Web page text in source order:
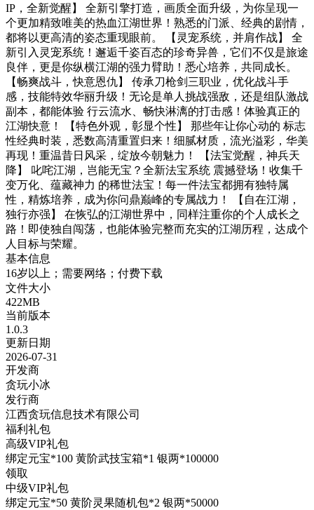
IP，全新觉醒】 全新引擎打造，画质全面升级，为你呈现一
个更加精致唯美的热血江湖世界！熟悉的门派、经典的剧情，
都将以更高清的姿态重现眼前。 【灵宠系统，并肩作战】 全
新引入灵宠系统！邂逅千姿百态的珍奇异兽，它们不仅是旅途
良伴，更是你纵横江湖的强力臂助！悉心培养，共同成长。
【畅爽战斗，快意恩仇】 传承刀枪剑三职业，优化战斗手
感，技能特效华丽升级！无论是单人挑战强敌，还是组队激战
副本，都能体验 行云流水、畅快淋漓的打击感！体验真正的
江湖快意！ 【特色外观，彰显个性】 那些年让你心动的 标志
性经典时装，悉数高清重置归来！细腻材质，流光溢彩，华美
再现！重温昔日风采，绽放今朝魅力！ 【法宝觉醒，神兵天
降】 叱咤江湖，岂能无宝？全新法宝系统 震撼登场！收集千
变万化、蕴藏神力 的稀世法宝！每一件法宝都拥有独特属
性，精炼培养，成为你问鼎巅峰的专属战力！ 【自在江湖，
独行亦强】 在恢弘的江湖世界中，同样注重你的个人成长之
路！即使独自闯荡，也能体验完整而充实的江湖历程，达成个
人目标与荣耀。
基本信息
16岁以上；需要网络；付费下载
文件大小
422MB
当前版本
1.0.3
更新日期
2026-07-31
开发商
贪玩小冰
发行商
江西贪玩信息技术有限公司
福利礼包
高级VIP礼包
绑定元宝*100 黄阶武技宝箱*1 银两*100000
领取
中级VIP礼包
绑定元宝*50 黄阶灵果随机包*2 银两*50000